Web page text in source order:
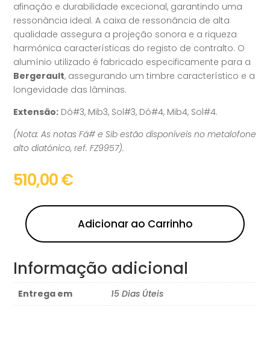
afinação e durabilidade excecional, garantindo uma
ressonância ideal. A caixa de ressonância de alta
qualidade assegura a projeção sonora e a riqueza
harmónica características do registo de contralto. O
alumínio utilizado é fabricado especificamente para a
Bergerault, assegurando um timbre característico e a
longevidade das lâminas.
Extensão: Dó#3, Mib3, Sol#3, Dó#4, Mib4, Sol#4.
(Nota: As notas Fá# e Sib estão disponíveis no metalofone
alto diatónico, ref. FZ9957).
510,00€
Adicionar ao Carrinho
Informação adicional
Entrega em 15 Dias Úteis